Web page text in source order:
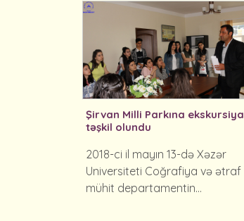
Şirvan Milli Parkına ekskursiya
təşkil olundu
2018-ci il mayın 13-də Xəzər
Universiteti Coğrafiya və ətraf
mühit departamentin...